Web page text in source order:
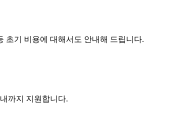
초기 비용에 대해서도 안내해 드립니다.
까지 지원합니다.